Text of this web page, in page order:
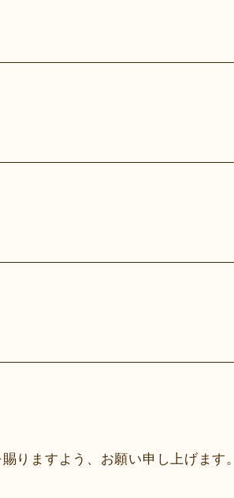
りますよう、お願い申し上げます。